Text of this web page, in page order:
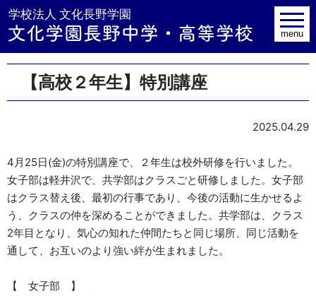
学校法人toggle
menu
【高校２年生】特別講座
2025.04.29
4月25日(金)の特別講座で、２年生は校外研修を行いました。
女子部は軽井沢で、共学部はクラスごと研修しました。女子部
はクラス替え後、最初の行事であり、今後の活動に生かせるよ
う、クラスの仲を深めることができました。共学部は、クラス
2年目となり、気心の知れた仲間たちと同じ場所、同じ活動を
通して、お互いのより強い絆が生まれました。
【 女子部 】